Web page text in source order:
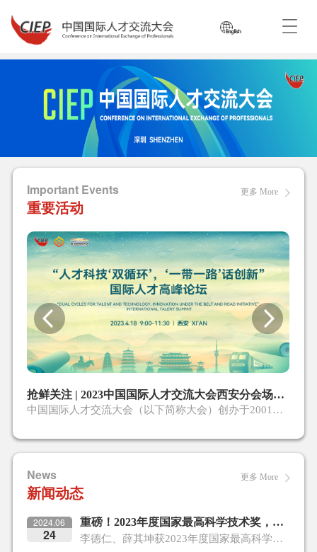
Important Events
重要活动
更多 More
抢鲜关注 | 2023中国国际人才交流大会西安分会场大幕即开！
中国国际人才交流大会（以下简称大会）创办于2001年，是中国目前唯一面向国际科技创新和国际人才交流资源的国家级、国际化、综合性展洽活动，每年均吸引上万名优秀海内外高层次人才参会，迄今已成功举办二十届。根据大会组委会安排，第二十一届大会定于2023年4月15日至16日在深圳举办。
News
新闻动态
更多 More
2024.06
24
重磅！2023年度国家最高科学技术奖，揭晓！
李德仁、薛其坤获2023年度国家最高科学技术奖